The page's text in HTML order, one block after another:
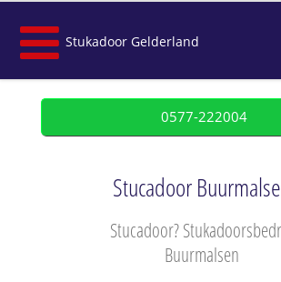
Stukadoor Gelderland
0577-222004
Stucadoor
Stucadoor?
Buurmalsen